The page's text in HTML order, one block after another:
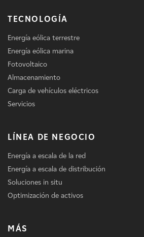
TECNOLOGÍA
Energía eólica terrestre
Energía eólica marina
Fotovoltaico
Almacenamiento
Carga de vehículos eléctricos
Servicios
LÍNEA DE NEGOCIO
Energía a escala de la red
Energía a escala de distribución
Soluciones in situ
Optimización de activos
MÁS